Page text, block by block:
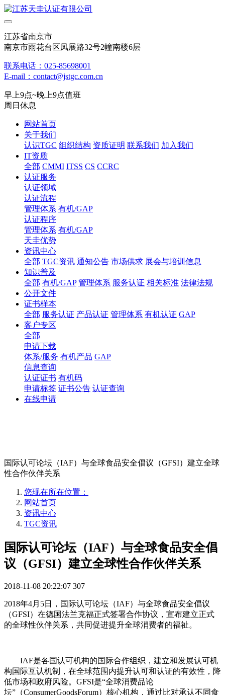
江苏省南京市
南京市雨花台区凤展路32号2幢南楼6层
联系电话：025-85698001
E-mail：contact@jstgc.com.cn
早上9点~晚上9点值班
周日休息
网站首页
关于我们
认识TGC 组织结构 资质证明 联系我们 加入我们
IT资质
全部 CMMI ITSS CS CCRC
认证服务
认证领域
认证流程
管理体系 有机/GAP
认证程序
管理体系 有机/GAP
天圭优势
资讯中心
全部 TGC资讯 通知公告 市场供求 展会与培训信息
知识普及
全部 有机/GAP 管理体系 服务认证 相关标准 法律法规
公开文件
证书样本
全部 服务认证 产品认证 管理体系 有机认证 GAP
客户专区
全部
申请下载
体系/服务 有机产品 GAP
信息查询
认证证书 有机码
申请标签 证书公告 认证查询
在线申请
国际认可论坛（IAF）与全球食品安全倡议（GFSI）建立全球
性合作伙伴关系
您现在所在位置：
网站首页
资讯中心
TGC资讯
国际认可论坛（IAF）与全球食品安全倡
议（GFSI）建立全球性合作伙伴关系
2018-11-08 20:22:07 307
2018年4月5日，国际认可论坛（IAF）与全球食品安全倡议
（GFSI）在德国法兰克福正式签署合作协议，宣布建立正式
的全球性伙伴关系，共同促进提升全球消费者的福祉。
IAF是各国认可机构的国际合作组织，建立和发展认可机
构国际互认机制，在全球范围内提升认可和认证的有效性，降
低市场和政府风险。GFSI是“全球消费品论
坛”（ConsumerGoodsForum）核心机构，通过比对承认不同食